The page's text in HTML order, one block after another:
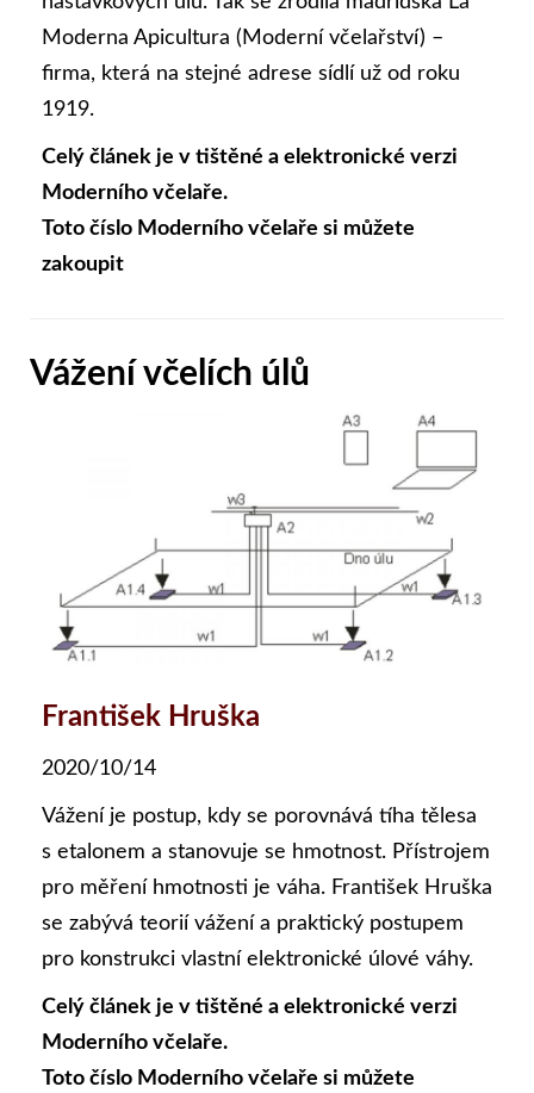
Moderna Apicultura (Moderní včelařství) –
firma, která na stejné adrese sídlí už od roku
1919.
Celý článek je v tištěné a elektronické verzi
Moderního včelaře.
Toto číslo Moderního včelaře si můžete
zakoupit
Vážení včelích úlů
František Hruška
2020/10/14
Vážení je postup, kdy se porovnává tíha tělesa
s etalonem a stanovuje se hmotnost. Přístrojem
pro měření hmotnosti je váha. František Hruška
se zabývá teorií vážení a praktický postupem
pro konstrukci vlastní elektronické úlové váhy.
Celý článek je v tištěné a elektronické verzi
Moderního včelaře.
Toto číslo Moderního včelaře si můžete